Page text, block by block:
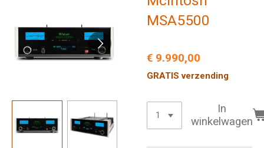
MSA5500
€ 9.990,00
GRATIS verzending
In
winkelwagen